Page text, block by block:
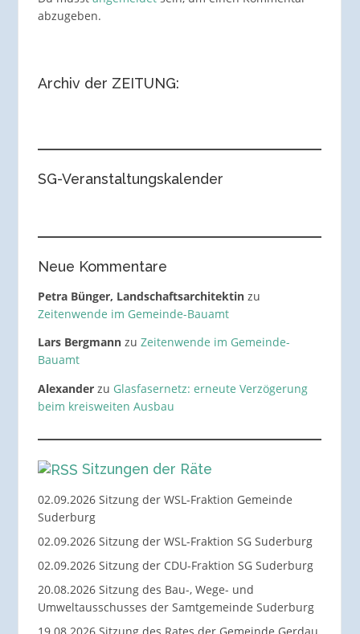
abzugeben.
Archiv der ZEITUNG:
SG-Veranstaltungskalender
Neue Kommentare
Petra Bünger, Landschaftsarchitektinzu
Zeitenwende im Gemeinde-Bauamt
Lars Bergmannzu Zeitenwende im Gemeinde-
Bauamt
Alexanderzu Glasfasernetz: erneute Verzögerung
beim kreisweiten Ausbau
Sitzungen der Räte
02.09.2026 Sitzung der WSL-Fraktion Gemeinde
Suderburg
02.09.2026 Sitzung der WSL-Fraktion SG Suderburg
02.09.2026 Sitzung der CDU-Fraktion SG Suderburg
20.08.2026 Sitzung des Bau-, Wege- und
Umweltausschusses der Samtgemeinde Suderburg